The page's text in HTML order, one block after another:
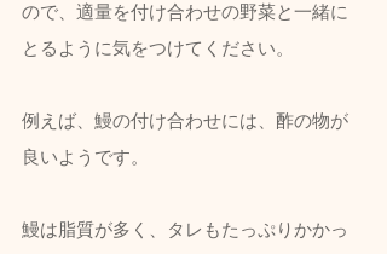
ので、適量を付け合わせの野菜と一緒に
とるように気をつけてください。
例えば、鰻の付け合わせには、酢の物が
良いようです。
鰻は脂質が多く、タレもたっぷりかかっ